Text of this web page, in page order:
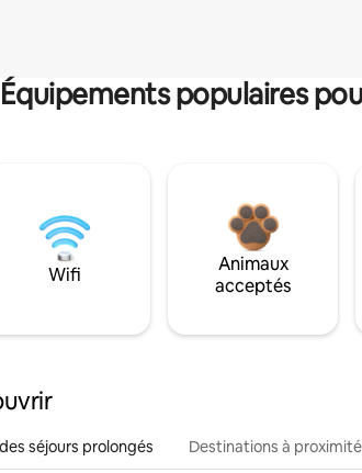
Équipements populaires
Wifi
Animaux
acceptés
séjours prolongés Destinations à proximité